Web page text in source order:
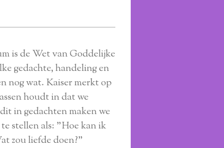
is de Wet van Goddelijke
gedachte, handeling en
nog wat. Kaiser merkt op
houdt in dat we
in gedachten maken we
stellen als: "Hoe kan ik
zou liefde doen?"